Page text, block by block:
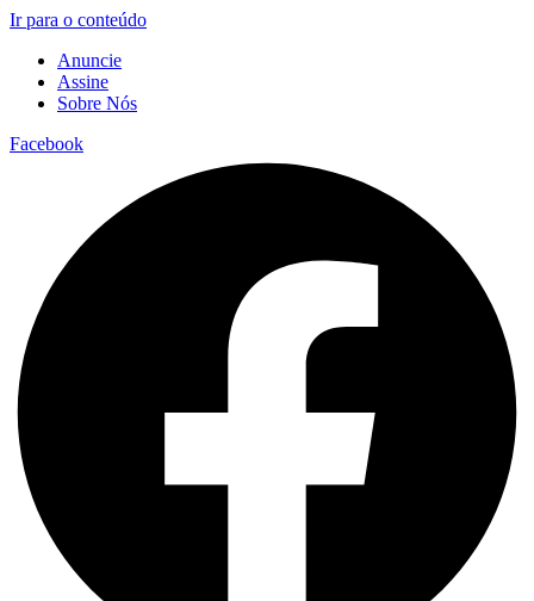
Ir para o conteúdo
Anuncie
Assine
Sobre Nós
Facebook